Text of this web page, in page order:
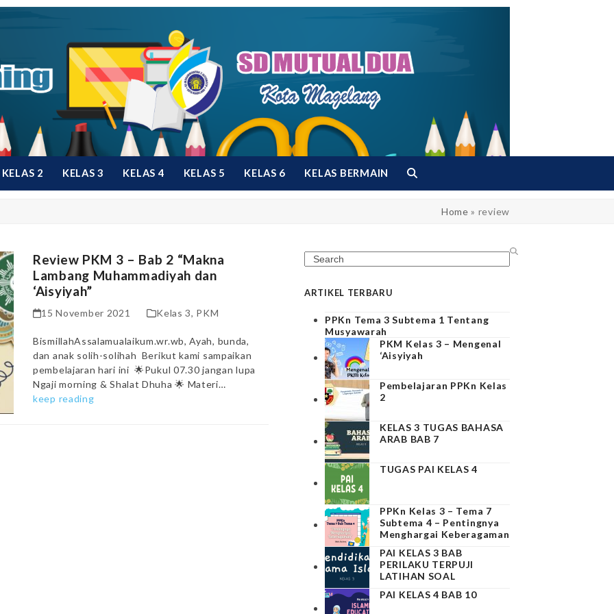
KELAS 2 KELAS 3 KELAS 4 KELAS 5 KELAS 6 KELAS BERMAIN
Home » review
Review PKM 3 – Bab 2 “Makna
Lambang Muhammadiyah dan
‘Aisyiyah”
15 November 2021 Kelas 3, PKM
BismillahAssalamualaikum.wr.wb, Ayah, bunda,
dan anak solih-solihah Berikut kami sampaikan
pembelajaran hari ini 🌟Pukul 07.30 jangan lupa
Ngaji morning & Shalat Dhuha 🌟 Materi…
keep reading
Search
ARTIKEL TERBARU
PPKn Tema 3 Subtema 1 Tentang
Musyawarah
PKM Kelas 3 – Mengenal
‘Aisyiyah
Pembelajaran PPKn Kelas
2
KELAS 3 TUGAS BAHASA
ARAB BAB 7
TUGAS PAI KELAS 4
PPKn Kelas 3 – Tema 7
Subtema 4 – Pentingnya
Menghargai Keberagaman
PAI KELAS 3 BAB
PERILAKU TERPUJI
LATIHAN SOAL
PAI KELAS 4 BAB 10